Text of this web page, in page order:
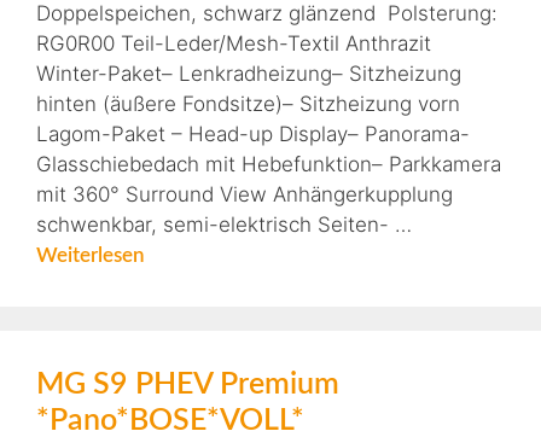
Doppelspeichen, schwarz glänzend Polsterung:
RG0R00 Teil-Leder/Mesh-Textil Anthrazit
Winter-Paket– Lenkradheizung– Sitzheizung
hinten (äußere Fondsitze)– Sitzheizung vorn
Lagom-Paket – Head-up Display– Panorama-
Glasschiebedach mit Hebefunktion– Parkkamera
mit 360° Surround View Anhängerkupplung
schwenkbar, semi-elektrisch Seiten- …
Weiterlesen
MG S9 PHEV Premium
*Pano*BOSE*VOLL*